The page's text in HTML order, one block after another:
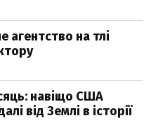
агентство на тлі
навіщо США
від Землі в історії